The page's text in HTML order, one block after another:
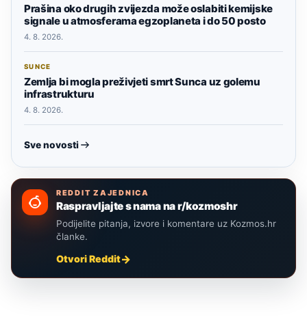
Prašina oko drugih zvijezda može oslabiti kemijske
signale u atmosferama egzoplaneta i do 50 posto
4. 8. 2026.
SUNCE
Zemlja bi mogla preživjeti smrt Sunca uz golemu
infrastrukturu
4. 8. 2026.
Sve novosti
REDDIT ZAJEDNICA
Raspravljajte s nama na r/kozmoshr
Podijelite pitanja, izvore i komentare uz Kozmos.hr
članke.
Otvori Reddit